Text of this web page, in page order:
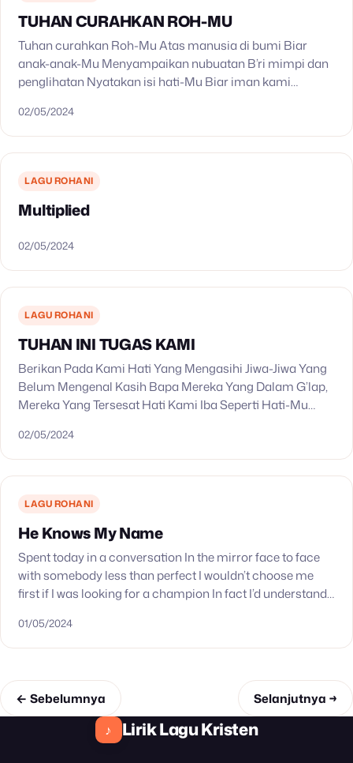
TUHAN CURAHKAN ROH-MU
Tuhan curahkan Roh-Mu Atas manusia di bumi Biar
anak-anak-Mu Menyampaikan nubuatan B’ri mimpi dan
penglihatan Nyatakan isi hati-Mu Biar iman kami
kebangkitan yang besar Kan…
02/05/2024
LAGU ROHANI
Multiplied
02/05/2024
LAGU ROHANI
TUHAN INI TUGAS KAMI
Berikan Pada Kami Hati Yang Mengasihi Jiwa-Jiwa Yang
Belum Mengenal Kasih Bapa Mereka Yang Dalam G’lap,
Mereka Yang Tersesat Hati Kami Iba Seperti Hati-Mu
02/05/2024
LAGU ROHANI
He Knows My Name
Spent today in a conversation In the mirror face to face
with somebody less than perfect I wouldn’t choose me
first if I was looking for a champion In fact I’d understand…
01/05/2024
← Sebelumnya Selanjutnya →
♪ Lirik Lagu Kristen